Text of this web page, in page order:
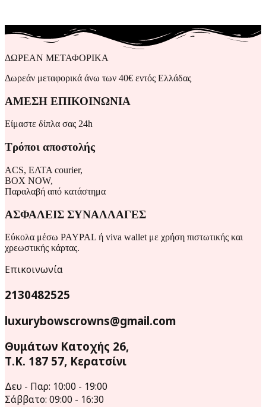
ΔΩΡΕΑΝ ΜΕΤΑΦΟΡΙΚΑ
Δωρεάν μεταφορικά άνω των 40€ εντός Ελλάδας
ΑΜΕΣΗ ΕΠΙΚΟΙΝΩΝΙΑ
Είμαστε δίπλα σας 24h
Τρόποι αποστολής
ACS, ΕΛΤΑ courier,
BOX NOW,
Παραλαβή από κατάστημα
ΑΣΦΑΛΕΙΣ ΣΥΝΑΛΛΑΓΕΣ
Εύκολα μέσω PAYPAL ή viva wallet με χρήση πιστωτικής και
χρεωστικής κάρτας.
Επικοινωνία
2130482525
luxurybowscrowns@gmail.com
Θυμάτων Κατοχής 26,
Τ.Κ. 187 57, Κερατσίνι
Δευ - Παρ: 10:00 - 19:00
Σάββατο: 09:00 - 16:30